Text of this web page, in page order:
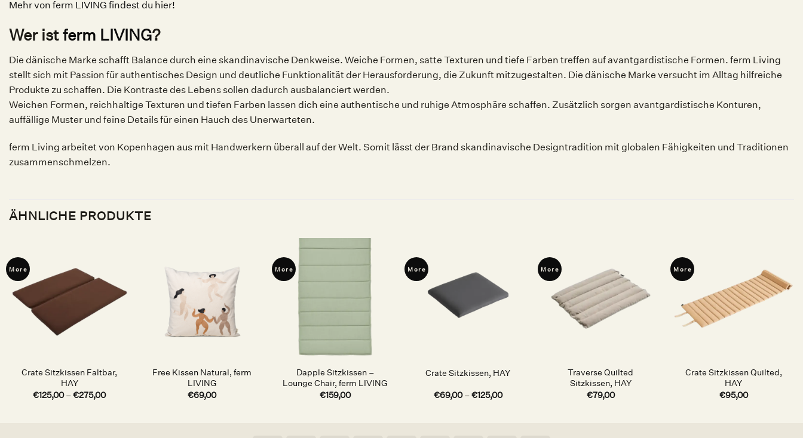
Mehr von ferm LIVING findest du hier!
Wer istferm LIVING?
Die dänische Marke schafft Balance durch eine skandinavische Denkweise. Weiche Formen, satte Texturen und tiefe Farben treffen auf avantgardistische Formen. ferm Living
stellt sich mit Passion für authentisches Design und deutliche Funktionalität der Herausforderung, die Zukunft mitzugestalten. Die dänische Marke versucht im Alltag hilfreiche
Produkte zu schaffen. Die Kontraste des Lebens sollen dadurch ausbalanciert werden.
Weichen Formen, reichhaltige Texturen und tiefen Farben lassen dich eine authentische und ruhige Atmosphäre schaffen. Zusätzlich sorgen avantgardistische Konturen,
auffällige Muster und feine Details für einen Hauch des Unerwarteten.
ferm Living arbeitet von Kopenhagen aus mit Handwerkern überall auf der Welt. Somit lässt der Brand skandinavische Designtradition mit globalen Fähigkeiten und Traditionen
zusammenschmelzen.
ÄHNLICHE PRODUKTE
More
Wunschliste
Crate Sitzkissen Faltbar,
HAY
€125,00–€275,00
Auf die
Wunschliste
Free Kissen Natural, ferm
LIVING
€69,00
More
Wunschliste
Dapple Sitzkissen –
Lounge Chair, ferm LIVING
€159,00
More
Wunschliste
Crate Sitzkissen, HAY
€69,00–€125,00
More
Wunschliste
Traverse Quilted
Sitzkissen, HAY
€79,00
More
Auf die
Wunschliste
Crate Sitzkissen Quilted,
HAY
€95,00